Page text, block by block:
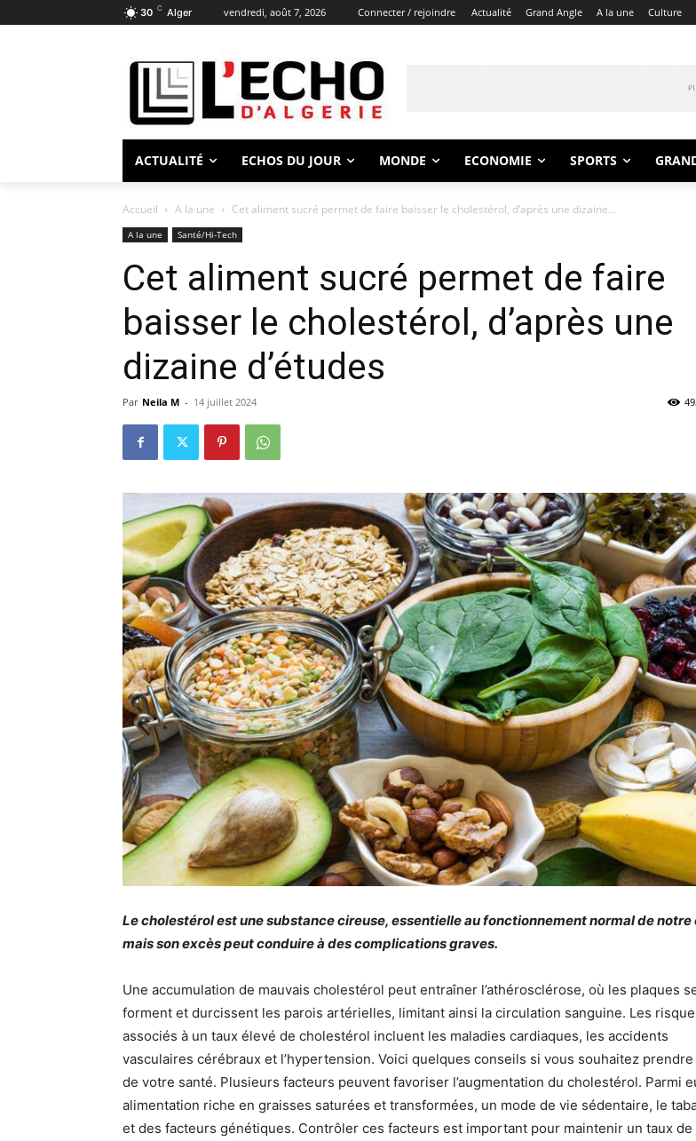
30 C Alger vendredi, août 7, 2026 Connecter / rejoindre Actualité Grand Angle A la une Culture
ACTUALITÉ ECHOS DU JOUR MONDE ECONOMIE SPORTS
Accueil A la une Cet aliment sucré permet de faire baisser le cholestérol, d’après une dizaine...
A la une Santé/Hi-Tech
Cet aliment sucré permet de faire
baisser le cholestérol, d’après une
dizaine d’études
Par Neila M - 14 juillet 2024
Le cholestérol est une substance cireuse, essentielle au fonctionnement normal de notre
mais son excès peut conduire à des complications graves.
Une accumulation de mauvais cholestérol peut entraîner l’athérosclérose, où les plaques
forment et durcissent les parois artérielles, limitant ainsi la circulation sanguine. Les
associés à un taux élevé de cholestérol incluent les maladies cardiaques, les accidents
vasculaires cérébraux et l’hypertension. Voici quelques conseils si vous souhaitez prendre
de votre santé. Plusieurs facteurs peuvent favoriser l’augmentation du cholestérol. Parmi
alimentation riche en graisses saturées et transformées, un mode de vie sédentaire, le
et des facteurs génétiques. Contrôler ces facteurs est important pour maintenir un taux de